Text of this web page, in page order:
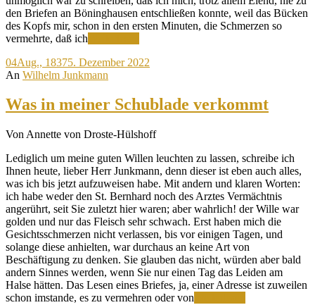
den Briefen an Böninghausen entschließen konnte, weil das Bücken
des Kopfs mir, schon in den ersten Minuten, die Schmerzen so
vermehrte, daß ich
Zahnweh
alle
Tage
04Aug., 18375. Dezember 2022
An Wilhelm Junkmann
Was in meiner Schublade verkommt
Von Annette von Droste-Hülshoff
Lediglich um meine guten Willen leuchten zu lassen, schreibe ich
Ihnen heute, lieber Herr Junkmann, denn dieser ist eben auch alles,
was ich bis jetzt aufzuweisen habe. Mit andern und klaren Worten:
ich habe weder den St. Bernhard noch des Arztes Vermächtnis
angerührt, seit Sie zuletzt hier waren; aber wahrlich! der Wille war
golden und nur das Fleisch sehr schwach. Erst haben mich die
Gesichtsschmerzen nicht verlassen, bis vor einigen Tagen, und
solange diese anhielten, war durchaus an keine Art von
Beschäftigung zu denken. Sie glauben das nicht, würden aber bald
andern Sinnes werden, wenn Sie nur einen Tag das Leiden am
Halse hätten. Das Lesen eines Briefes, ja, einer Adresse ist zuweilen
schon imstande, es zu vermehren oder von